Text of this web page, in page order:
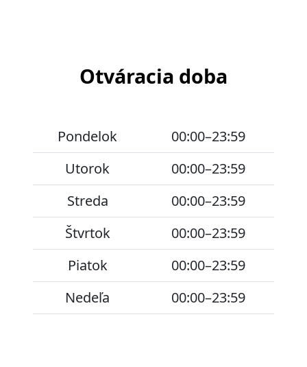
Otváracia doba
Pondelok
00:00–23:59
Utorok
00:00–23:59
Streda
00:00–23:59
Štvrtok
00:00–23:59
Piatok
00:00–23:59
Nedeľa
00:00–23:59